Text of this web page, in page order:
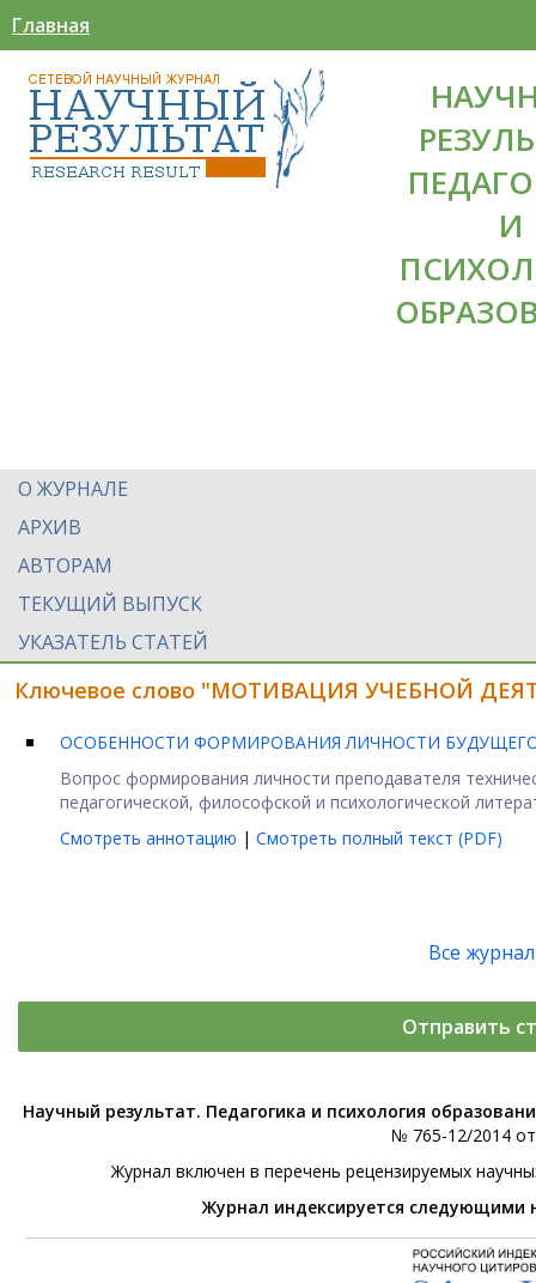
Главная
И
О ЖУРНАЛЕ
АРХИВ
АВТОРАМ
ТЕКУЩИЙ ВЫПУСК
УКАЗАТЕЛЬ СТАТЕЙ
Ключевое слово "МОТИВАЦИЯ УЧЕБНОЙ
ОСОБЕННОСТИ ФОРМИРОВАНИЯ ЛИЧНОСТИ
Вопрос формирования личности преподавателя
педагогической, философской и психологической
Смотреть аннотацию | Смотреть полный текст (PDF)
Все
Отправить
Научный результат. Педагогика и психология
№ 765-12/2014
Журнал включен в перечень рецензируемых
Журнал индексируется